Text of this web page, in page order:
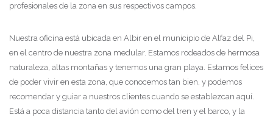
profesionales de la zona en sus respectivos campos.
Nuestra oficina está ubicada en Albir en el municipio de Alfaz del Pi,
en el centro de nuestra zona medular. Estamos rodeados de hermosa
naturaleza, altas montañas y tenemos una gran playa. Estamos felices
de poder vivir en esta zona, que conocemos tan bien, y podemos
recomendar y guiar a nuestros clientes cuando se establezcan aquí.
Está a poca distancia tanto del avión como del tren y el barco, y la